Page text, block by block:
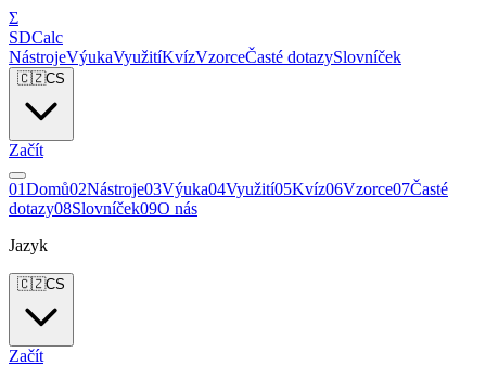
Σ
SDCalc
NástrojeVýukaVyužitíKvízVzorceČasté dotazySlovníček
🇨🇿CS
Začít
01Domů02Nástroje03Výuka04Využití05Kvíz06Vzorce07Časté
dotazy08Slovníček09O nás
Jazyk
🇨🇿CS
Začít